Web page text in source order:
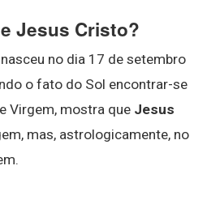
Jesus Cristo?
no dia 17 de setembro
o fato do Sol encontrar-se
Virgem, mostra que Jesus
mas, astrologicamente, no